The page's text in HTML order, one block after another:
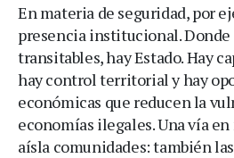
En materia de seguridad, por
presencia institucional. Donde
transitables, hay Estado. Hay
hay control territorial y hay
económicas que reducen la
economías ilegales. Una vía
aísla comunidades: también